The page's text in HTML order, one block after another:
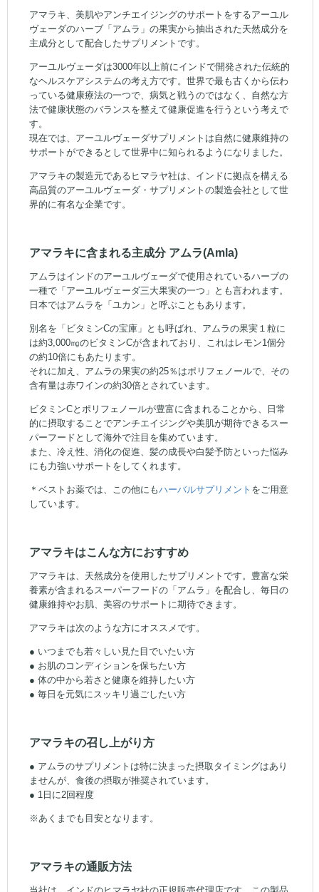
アマラキ、美肌やアンチエイジングのサポートをするアーユル
ヴェーダのハーブ「アムラ」の果実から抽出された天然成分を
主成分として配合したサプリメントです。
アーユルヴェーダは3000年以上前にインドで開発された伝統的
なヘルスケアシステムの考え方です。世界で最も古くから伝わ
っている健康療法の一つで、病気と戦うのではなく、自然な方
法で健康状態のバランスを整えて健康促進を行うという考えで
す。
現在では、アーユルヴェーダサプリメントは自然に健康維持の
サポートができるとして世界中に知られるようになりました。
アマラキの製造元であるヒマラヤ社は、インドに拠点を構える
高品質のアーユルヴェーダ・サプリメントの製造会社として世
界的に有名な企業です。
アマラキに含まれる主成分 アムラ(Amla)
アムラはインドのアーユルヴェーダで使用されているハーブの
一種で「アーユルヴェーダ三大果実の一つ」とも言われます。
日本ではアムラを「ユカン」と呼ぶこともあります。
別名を「ビタミンCの宝庫」とも呼ばれ、アムラの果実１粒に
は約3,000㎎のビタミンCが含まれており、これはレモン1個分
の約10倍にもあたります。
それに加え、アムラの果実の約25％はポリフェノールで、その
含有量は赤ワインの約30倍とされています。
ビタミンCとポリフェノールが豊富に含まれることから、日常
的に摂取することでアンチエイジングや美肌が期待できるスー
パーフードとして海外で注目を集めています。
また、冷え性、消化の促進、髪の成長や白髪予防といった悩み
にも力強いサポートをしてくれます。
＊ベストお薬では、この他にもハーバルサプリメント をご用意
しています。
アマラキはこんな方におすすめ
アマラキは、天然成分を使用したサプリメントです。豊富な栄
養素が含まれるスーパーフードの「アムラ」を配合し、毎日の
健康維持やお肌、美容のサポートに期待できます。
アマラキは次のような方にオススメです。
● いつまでも若々しい見た目でいたい方
● お肌のコンディションを保ちたい方
● 体の中から若さと健康を維持したい方
● 毎日を元気にスッキリ過ごしたい方
アマラキの召し上がり方
● アムラのサプリメントは特に決まった摂取タイミングはあり
ませんが、食後の摂取が推奨されています。
● 1日に2回程度
※あくまでも目安となります。
アマラキの通販方法